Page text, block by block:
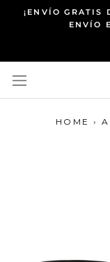
Saltar¡ENVÍO GRATIS
ENVÍO
HOME ›